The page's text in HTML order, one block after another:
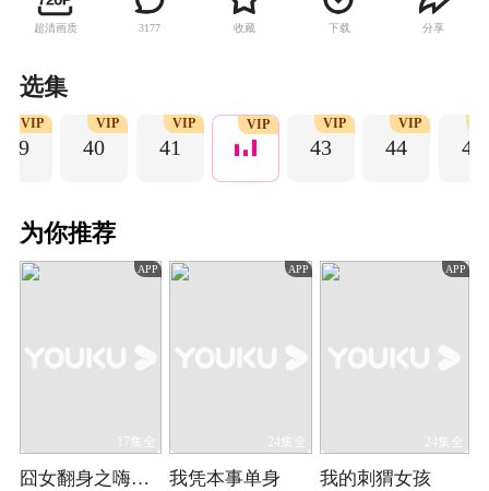
表达情感。一次意外的机会，她和柏海参加了好
梦科技公司推出的改善睡眠的高科技手环测试。
只是在对方的梦里，凌凌七暂时放下了现实生活
中自卑懦弱的缺点，努力帮助柏海克服童年时候
好的事业和爱情。
超清画质 3177 收藏 下载 分享
选集
39
VIP
40
VIP
41
VIP VIP
43
VIP
44
VIP
45
为你推荐
APP
17集全
囧女翻身之嗨如花 第二季
APP
24集全
我凭本事单身
APP
24集全
我的刺猬女孩